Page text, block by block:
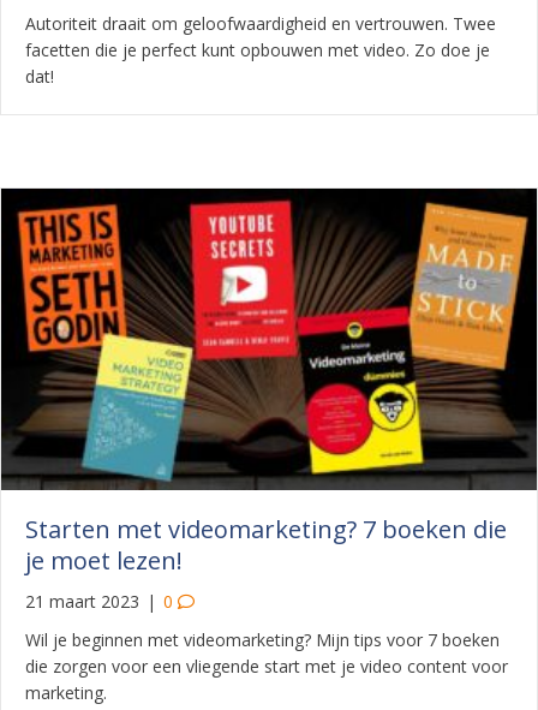
Autoriteit draait om geloofwaardigheid en vertrouwen. Twee
facetten die je perfect kunt opbouwen met video. Zo doe je
dat!
Starten met videomarketing? 7 boeken die
je moet lezen!
21 maart 2023 | 0
Wil je beginnen met videomarketing? Mijn tips voor 7 boeken
die zorgen voor een vliegende start met je video content voor
marketing.